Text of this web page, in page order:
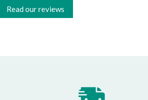
Read our reviews